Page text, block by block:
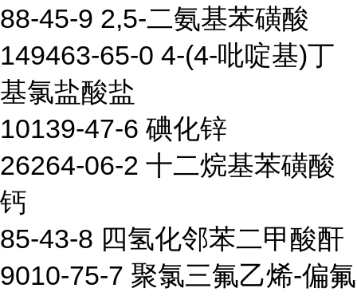
88-45-9 2,5-二氨基苯磺酸
149463-65-0 4-(4-吡啶基)丁
基氯盐酸盐
10139-47-6 碘化锌
26264-06-2 十二烷基苯磺酸
钙
85-43-8 四氢化邻苯二甲酸酐
9010-75-7 聚氯三氟乙烯-偏氟